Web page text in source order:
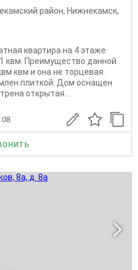
район, Нижнекамск,
квартира на 4 этаже
квм. Преимущество данной
квм и она не торцевая.
плиткой. Дом оснащен
открытая...